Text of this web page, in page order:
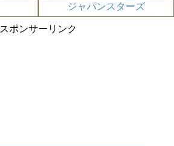
ジャパンスターズ
スポンサーリンク